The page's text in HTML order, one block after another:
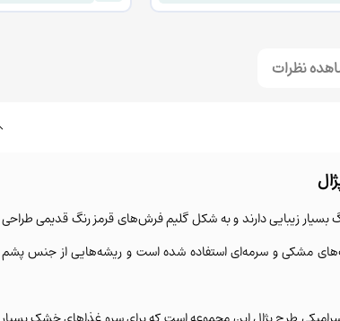
نظرات
بسیار زیبایی دارند و به شکل گلیم فرش‌های قرمز رنگ قدیمی طراحی
مشکی و سرمه‌ای استفاده شده است و ریشه‌هایی از جنس پشم